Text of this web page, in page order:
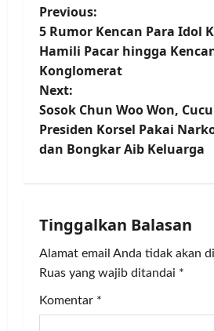
P
o
s
t
n
v
i
g
a
Previous:
5 Rumor Kencan Para Idol
Hamili Pacar hingga
Konglomerat
Next:
Sosok Chun Woo Won,
Presiden Korsel Pakai
dan Bongkar Aib Keluarga
Tinggalkan Balasan
Alamat email Anda tidak akan
Ruas yang wajib ditandai *
Komentar *